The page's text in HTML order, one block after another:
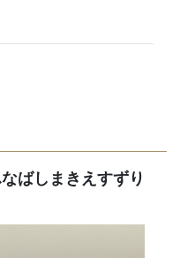
ばしまきえすずり